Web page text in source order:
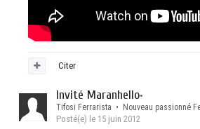
Citer
Invité Maranhello•
Tifosi Ferrarista • Nouveau passionné
Posté(e) le 15 juin 2012